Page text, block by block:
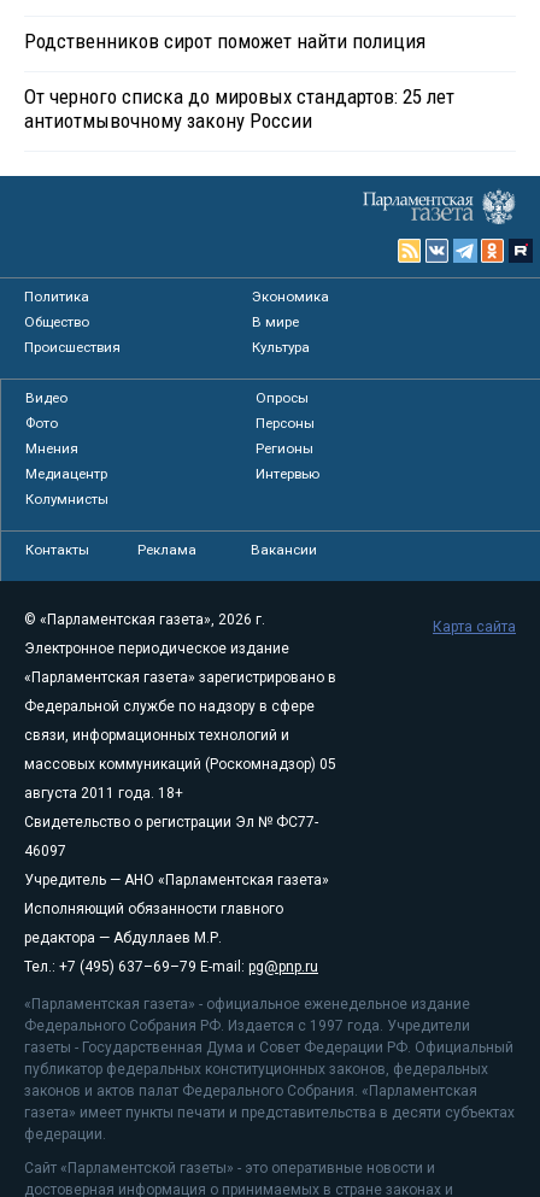
Родственников сирот поможет найти полиция
От черного списка до мировых стандартов: 25 лет
антиотмывочному закону России
Политика
Экономика
Общество
В мире
Происшествия
Культура
Видео
Опросы
Фото
Персоны
Мнения
Регионы
Медиацентр
Интервью
Колумнисты
Контакты Реклама Вакансии
© «Парламентская газета», 2026 г.
Электронное периодическое издание
«Парламентская газета» зарегистрировано в
Федеральной службе по надзору в сфере
связи, информационных технологий и
массовых коммуникаций (Роскомнадзор) 05
августа 2011 года. 18+
Свидетельство о регистрации Эл № ФС77-
46097
Учредитель — АНО «Парламентская газета»
Исполняющий обязанности главного
редактора — Абдуллаев М.Р.
Тел.: +7 (495) 637–69–79 E-mail: pg@pnp.ru
«Парламентская газета» - официальное еженедельное издание
Федерального Собрания РФ. Издается с 1997 года. Учредители
газеты - Государственная Дума и Совет Федерации РФ. Официальный
публикатор федеральных конституционных законов, федеральных
законов и актов палат Федерального Собрания. «Парламентская
газета» имеет пункты печати и представительства в десяти субъектах
федерации.
Сайт «Парламентской газеты» - это оперативные новости и
достоверная информация о принимаемых в стране законах и
Карта сайта